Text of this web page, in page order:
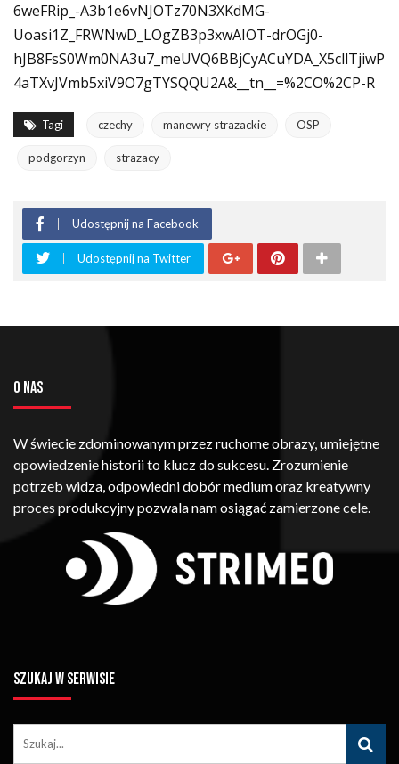
6weFRip_-A3b1e6vNJOTz70N3XKdMG-
Uoasi1Z_FRWNwD_LOgZB3p3xwAIOT-drOGj0-
hJB8FsS0Wm0NA3u7_meUVQ6BBjCyACuYDA_X5cllTjiwP
4aTXvJVmb5xiV9O7gTYSQQU2A&__tn__=%2CO%2CP-R
Tagi czechy manewry strazackie OSP
podgorzyn strazacy
Udostępnij na Facebook
Udostępnij na Twitter
O NAS
W świecie zdominowanym przez ruchome obrazy, umiejętne
opowiedzenie historii to klucz do sukcesu. Zrozumienie
potrzeb widza, odpowiedni dobór medium oraz kreatywny
proces produkcyjny pozwala nam osiągać zamierzone cele.
SZUKAJ W SERWISIE